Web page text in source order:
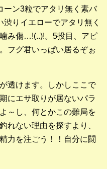
ーン3粒でアタリ無く素バ
りイエローでアタリ無く
み傷…!(..)!。5投目、アピ
フグ君いっぱい居るぞぉ
透けます。しかしここで
にエサ取りが居ないパラ
～し、何とかこの難局を
れない理由を探すより、
力を注ごう！！自分に闘